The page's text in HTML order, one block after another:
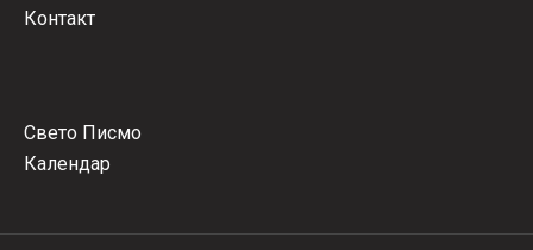
Контакт
Свето Писмо
Календар